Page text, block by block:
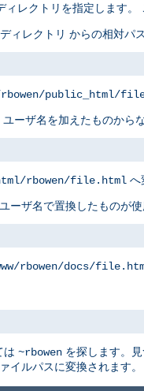
レクトリを指定します
ィレクトリ からの相対パ
rbowen/public_html/
ーザ名を加えたものから
rbowen/file.html へ
ーザ名で置換したものが
rbowen/docs/
は ~rbowen を探します。
イルパスに変換されます。